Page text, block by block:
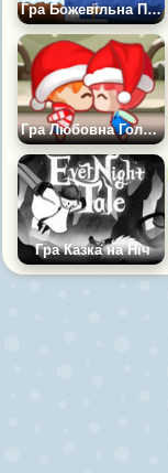
Гра Божевільна Пригода Аліси
Гра Любовна Головоломка
Гра Казка на Ніч